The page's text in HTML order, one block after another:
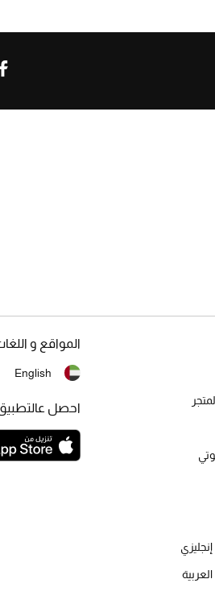
المواقع و
English
احصل